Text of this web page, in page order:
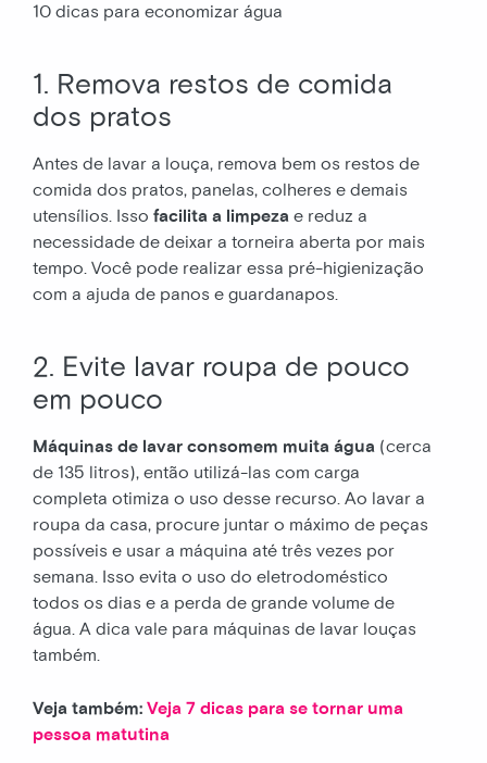
10 dicas para economizar água
1. Remova restos de comida
dos pratos
Antes de lavar a louça, remova bem os restos de
comida dos pratos, panelas, colheres e demais
utensílios. Isso facilita a limpeza e reduz a
necessidade de deixar a torneira aberta por mais
tempo. Você pode realizar essa pré-higienização
com a ajuda de panos e guardanapos.
2. Evite lavar roupa de pouco
em pouco
Máquinas de lavar consomem muita água (cerca
de 135 litros), então utilizá-las com carga
completa otimiza o uso desse recurso. Ao lavar a
roupa da casa, procure juntar o máximo de peças
possíveis e usar a máquina até três vezes por
semana. Isso evita o uso do eletrodoméstico
todos os dias e a perda de grande volume de
água. A dica vale para máquinas de lavar louças
também.
Veja também: Veja 7 dicas para se tornar uma
pessoa matutina